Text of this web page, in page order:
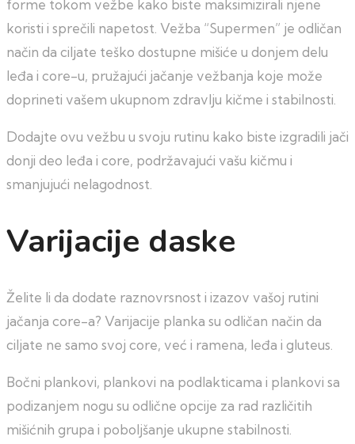
forme tokom vežbe kako biste maksimizirali njene
koristi i sprečili napetost. Vežba “Supermen” je odličan
način da ciljate teško dostupne mišiće u donjem delu
leđa i core-u, pružajući jačanje vežbanja koje može
doprineti vašem ukupnom zdravlju kičme i stabilnosti.
Dodajte ovu vežbu u svoju rutinu kako biste izgradili jači
donji deo leđa i core, podržavajući vašu kičmu i
smanjujući nelagodnost.
Varijacije daske
Želite li da dodate raznovrsnost i izazov vašoj rutini
jačanja core-a? Varijacije planka su odličan način da
ciljate ne samo svoj core, već i ramena, leđa i gluteus.
Bočni plankovi, plankovi na podlakticama i plankovi sa
podizanjem nogu su odlične opcije za rad različitih
mišićnih grupa i poboljšanje ukupne stabilnosti.